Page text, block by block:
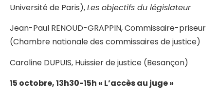
Université de Paris),Les objectifs du législateur
Jean-Paul RENOUD-GRAPPIN, Commissaire-priseur
(Chambre nationale des commissaires de justice)
Caroline DUPUIS, Huissier de justice (Besançon)
15 octobre, 13h30-15h « L’accès au juge »